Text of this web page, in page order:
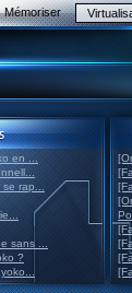
Mémoriser
en ...
rap...
sans ...
?